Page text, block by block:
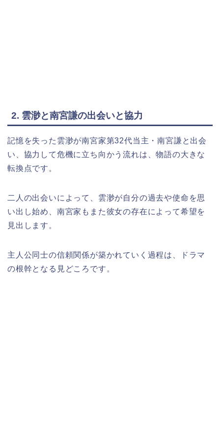
2. 雲渺と南宮謙の出会いと協力
記憶を失った雲渺が南宮家第32代当主・南宮謙と出会
い、協力して危機に立ち向かう流れは、物語の大きな
転換点です。
二人の出会いによって、雲渺が自分の過去や使命を思
い出し始め、南宮家もまた彼女の存在によって希望を
見出します。
主人公同士の信頼関係が築かれていく過程は、ドラマ
の根幹となる見どころです。